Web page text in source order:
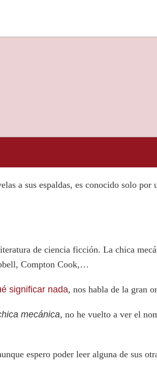
a sus espaldas, es conocido solo
de ciencia ficción. La chica
Compton Cook,…
significar nada, nos habla de la gran
mecánica, no he vuelto a ver el
espero poder leer alguna de sus